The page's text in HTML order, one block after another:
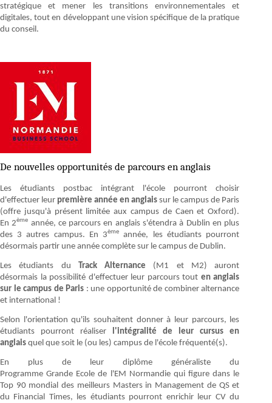
stratégique et mener les transitions environnementales et
digitales, tout en développant une vision spécifique de la pratique
du conseil.
De nouvelles opportunités de parcours en anglais
Les étudiants postbac intégrant l'école pourront choisir
d'effectuer leur première année en anglais sur le campus de Paris
(offre jusqu'à présent limitée aux campus de Caen et Oxford).
En 2ème année, ce parcours en anglais s'étendra à Dublin en plus
des 3 autres campus. En 3ème
année, les étudiants pourront
désormais partir une année complète sur le campus de Dublin.
Les étudiants du Track Alternance (M1 et M2) auront
désormais la possibilité d'effectuer leur parcours tout en anglais
sur le campus de Paris : une opportunité de combiner alternance
et international !
Selon l'orientation qu'ils souhaitent donner à leur parcours, les
étudiants pourront réaliser
l'intégralité de leur cursus en
anglais quel que soit le (ou les) campus de l'école fréquenté(s).
En plus de leur diplôme généraliste du
Programme Grande Ecole de l'EM Normandie qui figure dans le
Top 90 mondial des meilleurs Masters in Management de QS et
du Financial Times, les étudiants pourront enrichir leur CV du